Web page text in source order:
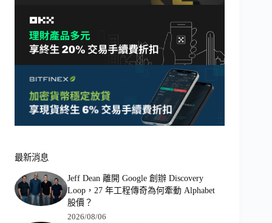
最新消息
Jeff Dean 離開 Google 創辦 Discovery
Loop，27 年工程傳奇為何牽動 Alphabet
股價？
2026/08/06